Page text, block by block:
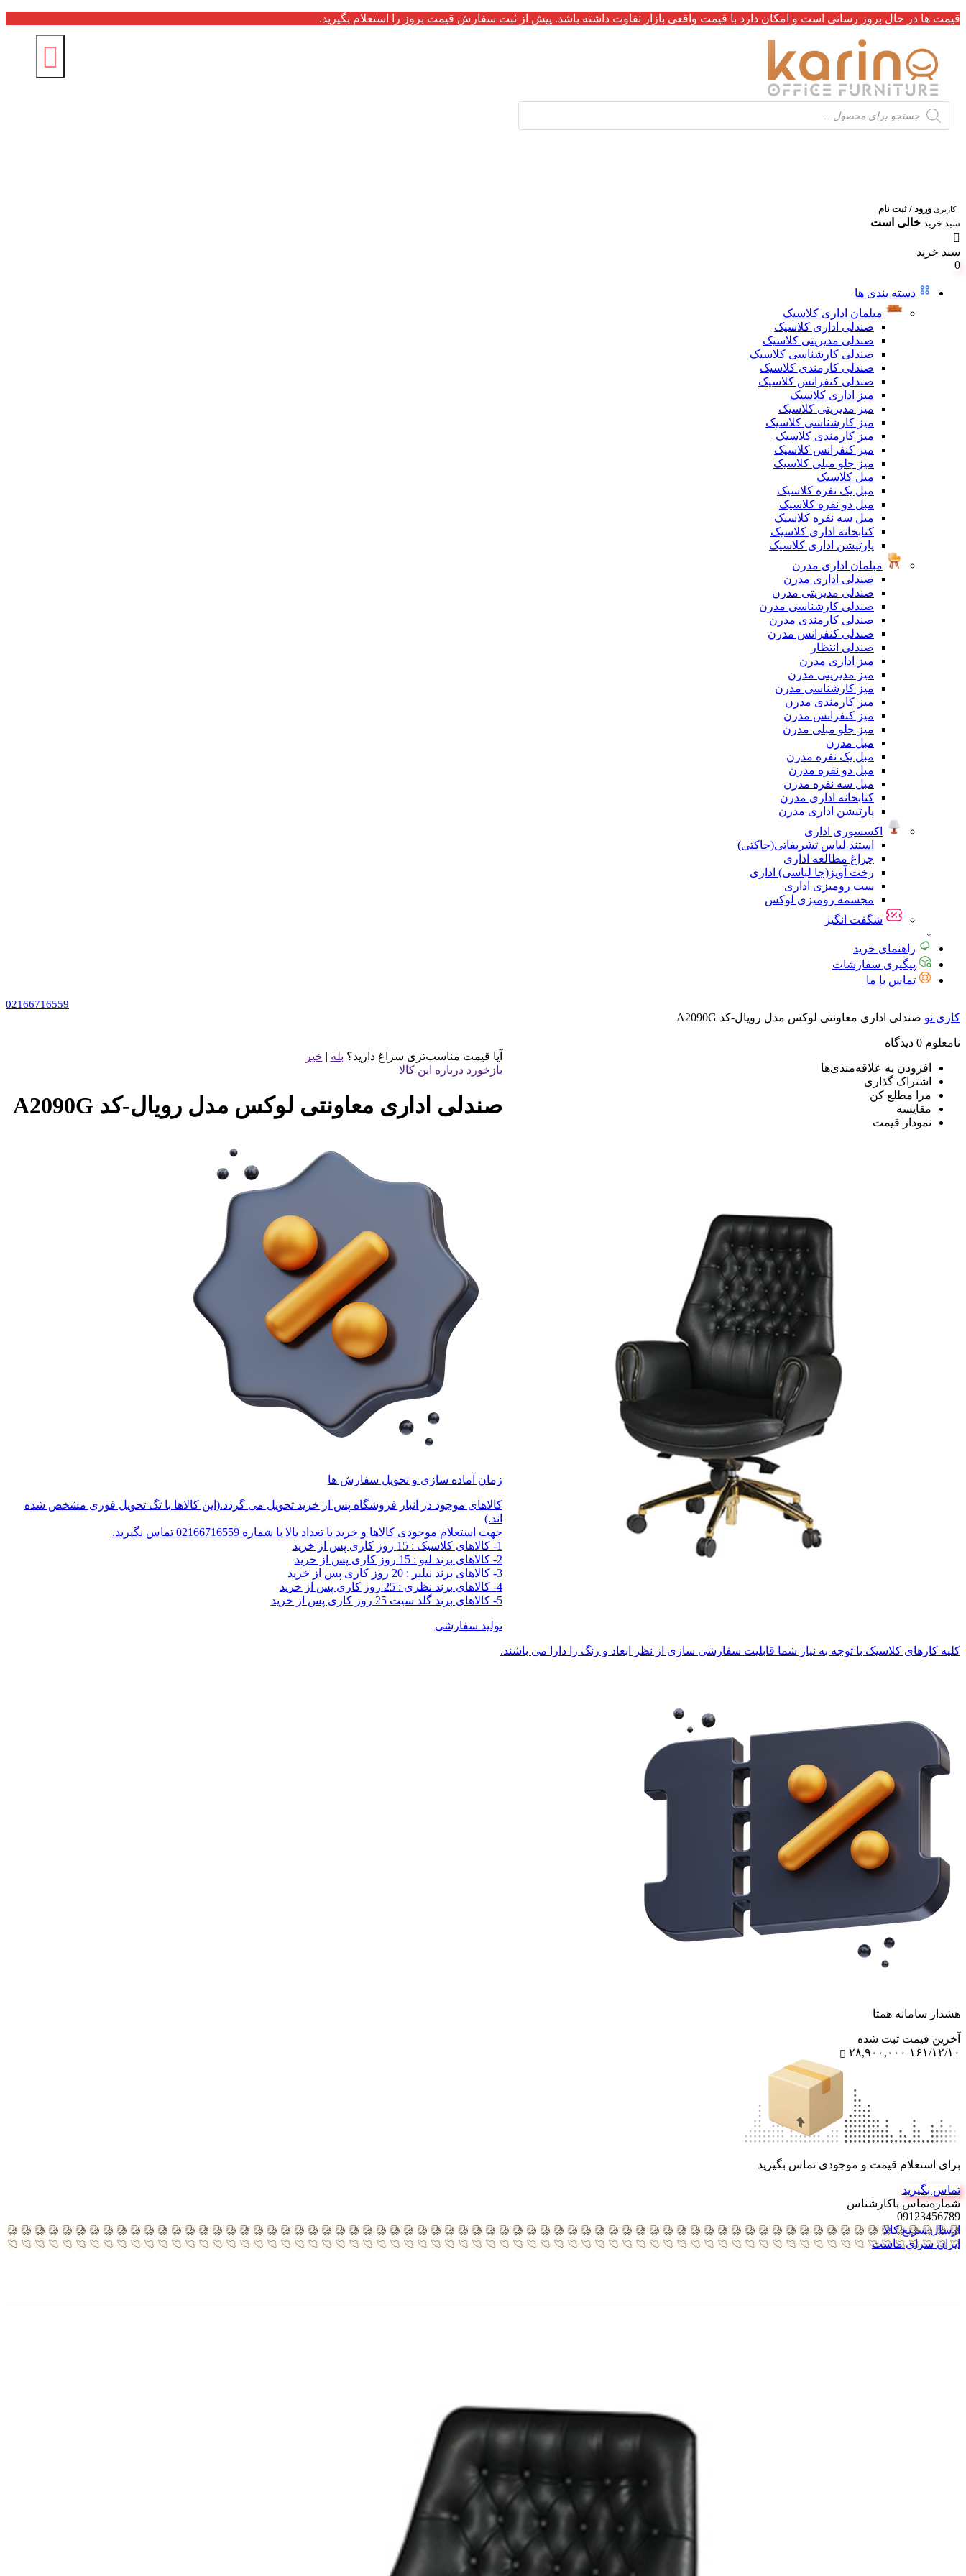
قیمت ها در حال بروز رسانی است و امکان دارد با قیمت واقعی بازار تفاوت داشته باشد. پیش از ثبت سفارش قیمت بروز را استعلام بگیرید.
Products
search
کاربری ورود / ثبت نام
سبد خرید خالی است
سبد خرید
0
دسته بندی ها
مبلمان اداری کلاسیک
صندلی اداری کلاسیک
صندلی مدیریتی کلاسیک
صندلی کارشناسی کلاسیک
صندلی کارمندی کلاسیک
صندلی کنفرانس کلاسیک
میز اداری کلاسیک
میز مدیریتی کلاسیک
میز کارشناسی کلاسیک
میز کارمندی کلاسیک
میز کنفرانس کلاسیک
میز جلو مبلی کلاسیک
مبل کلاسیک
مبل یک نفره کلاسیک
مبل دو نفره کلاسیک
مبل سه نفره کلاسیک
کتابخانه اداری کلاسیک
پارتیشن اداری کلاسیک
مبلمان اداری مدرن
صندلی اداری مدرن
صندلی مدیریتی مدرن
صندلی کارشناسی مدرن
صندلی کارمندی مدرن
صندلی کنفرانس مدرن
صندلی انتظار
میز اداری مدرن
میز مدیریتی مدرن
میز کارشناسی مدرن
میز کارمندی مدرن
میز کنفرانس مدرن
میز جلو مبلی مدرن
مبل مدرن
مبل یک نفره مدرن
مبل دو نفره مدرن
مبل سه نفره مدرن
کتابخانه اداری مدرن
پارتیشن اداری مدرن
اکسسوری اداری
استند لباس تشریفاتی(جاکتی)
چراغ مطالعه اداری
رخت آویز(جا لباسی) اداری
ست رومیزی اداری
مجسمه رومیزی لوکس
شگفت انگیز
راهنمای خرید
پیگیری سفارشات
تماس با ما
02166716559
کاری نو صندلی اداری معاونتی لوکس مدل رویال-کد A2090G
نامعلوم 0 دیدگاه
افزودن به علاقه‌مندی‌ها
اشتراک گذاری
مرا مطلع کن
مقایسه
نمودار قیمت
آیا قیمت مناسب‌تری سراغ دارید؟ بله | خیر
بازخورد درباره این کالا
صندلی اداری معاونتی لوکس مدل رویال-کد A2090G
زمان آماده سازی و تحویل سفارش ها
کالاهای موجود در انبار فروشگاه پس از خرید تحویل می گردد.(این کالاها با تگ تحویل فوری مشخص شده
اند.)
جهت استعلام موجودی کالاها و خرید با تعداد بالا با شماره 02166716559 تماس بگیرید.
1- کالاهای کلاسیک : 15 روز کاری پس از خرید
2- کالاهای برند لیو : 15 روز کاری پس از خرید
3- کالاهای برند نیلپر : 20 روز کاری پس از خرید
4- کالاهای برند نظری : 25 روز کاری پس از خرید
5- کالاهای برند گلد سیت 25 روز کاری پس از خرید
تولید سفارشی
کلیه کارهای کلاسیک با توجه به نیاز شما قابلیت سفارشی سازی از نظر ابعاد و رنگ را دارا می باشند.
هشدار سامانه همتا
آخرین‌ قیمت ثبت‌ شده
۱۶۱/۱۲/۱۰ ۲۸,۹۰۰,۰۰۰
برای استعلام قیمت و موجودی تماس بگیرید
تماس بگیرید
شماره‌تماس‌ با‌کارشناس
09123456789
ارسال سریع کالا
ایران سرای ماست
مدیریتی، سالن‌های کنفرانس و فضاهایی که نیاز به نشستن راحت و استحکام دارند، است. این صندلی با طراحی ارگونومیک و پشتیبانی لازم، اراحتی بیشتر را به کاربران خود ارائه می‌دهد و به بهبود کارایی در
بله، صندلی رویال دارای پشتی است که به کمک طراحی ارگونومیک، پشت شما را به خوبی پشتیبانی می‌کند و راحتی بیشتری را به شما می‌دهد.
صندلی رویال مناسب برای استفاده در فضاهای اداری، محیط‌های مدیریتی، سالن‌های کنفرانس و فضاهایی است که نیاز به صندلی با استحکام و ظاهر زیبا دارند.